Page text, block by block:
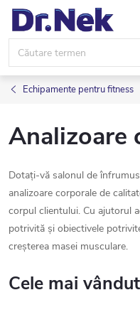
Treci
conținut
Echipamente pentru fitness
Analizoare
Dotați-vă salonul de
analizoare corporale de
corpul clientului. Cu ajutorul
potrivită și obiectivele
creșterea masei musculare.
Cele mai